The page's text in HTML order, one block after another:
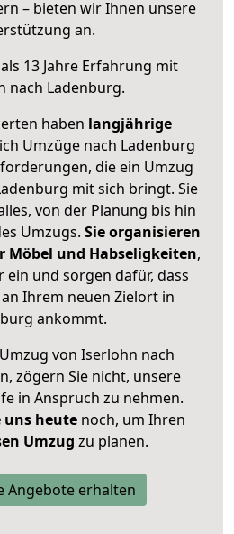
– bieten wir Ihnen unsere
an.
13 Jahre Erfahrung mit
nach Ladenburg.
haben langjährige
Umzüge nach Ladenburg
die ein Umzug
mit sich bringt. Sie
von der Planung bis hin
Umzugs. Sie organisieren
Möbel und Habseligkeiten,
ein und sorgen dafür, dass
Ihrem neuen Zielort in
ankommt.
von Iserlohn nach
zögern Sie nicht, unsere
in Anspruch zu nehmen.
uns heutenoch, um Ihren
Umzug zu planen.
Angebote erhalten